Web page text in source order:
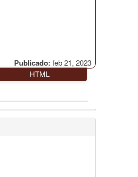
Publicado: feb 21, 2023
HTML